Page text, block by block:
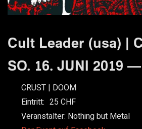
Cult Leader (usa) |
SO. 16. JUNI 2019
CRUST | DOOM
Eintritt: 25
Veranstalter: Nothing but Metal